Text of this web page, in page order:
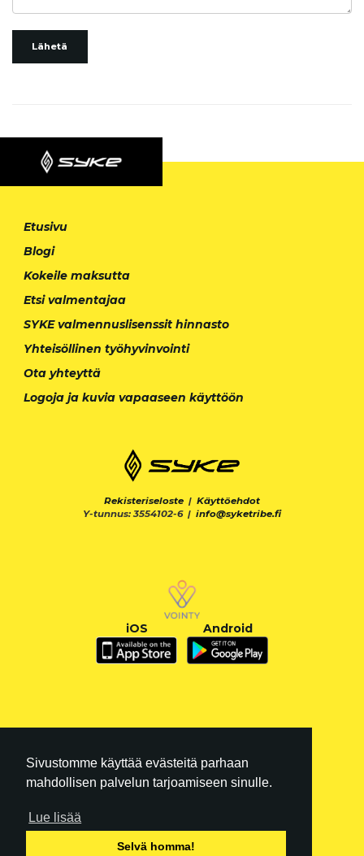
Sivustomme käyttää evästeitä parhaan
mahdollisen palvelun tarjoamiseen sinulle.
Lue lisää
Selvä homma!
Lähetä
Etusivu
Blogi
Kokeile maksutta
Etsi valmentajaa
SYKE valmennuslisenssit hinnasto
Yhteisöllinen työhyvinvointi
Ota yhteyttä
Logoja ja kuvia vapaaseen käyttöön
Rekisteriseloste | Käyttöehdot
Y-tunnus: 3554102-6 | info@syketribe.fi
iOS Android